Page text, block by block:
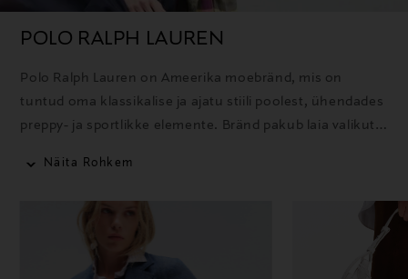
POLO RALPH LAUREN
Polo Ralph Lauren on Ameerika moebränd, mis on
tuntud oma klassikalise ja ajatu stiili poolest, ühendades
preppy- ja sportlikke elemente. Bränd pakub laia valikut
Näita Rohkem